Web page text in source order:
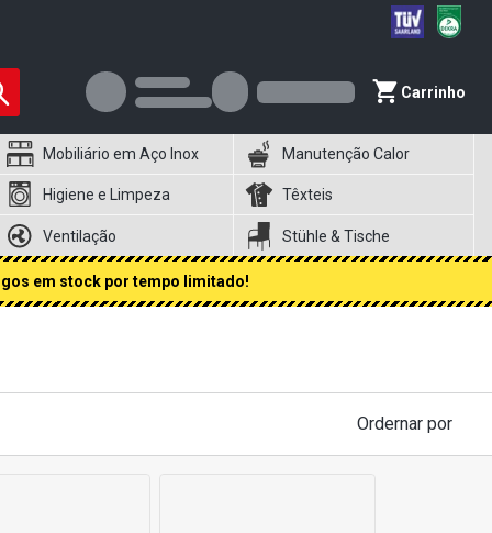
Carrinho
Mobiliário em Aço Inox Manutenção Calor
Higiene e Limpeza Têxteis
Ventilação Stühle & Tische
em stock por tempo limitado!
Ordernar por